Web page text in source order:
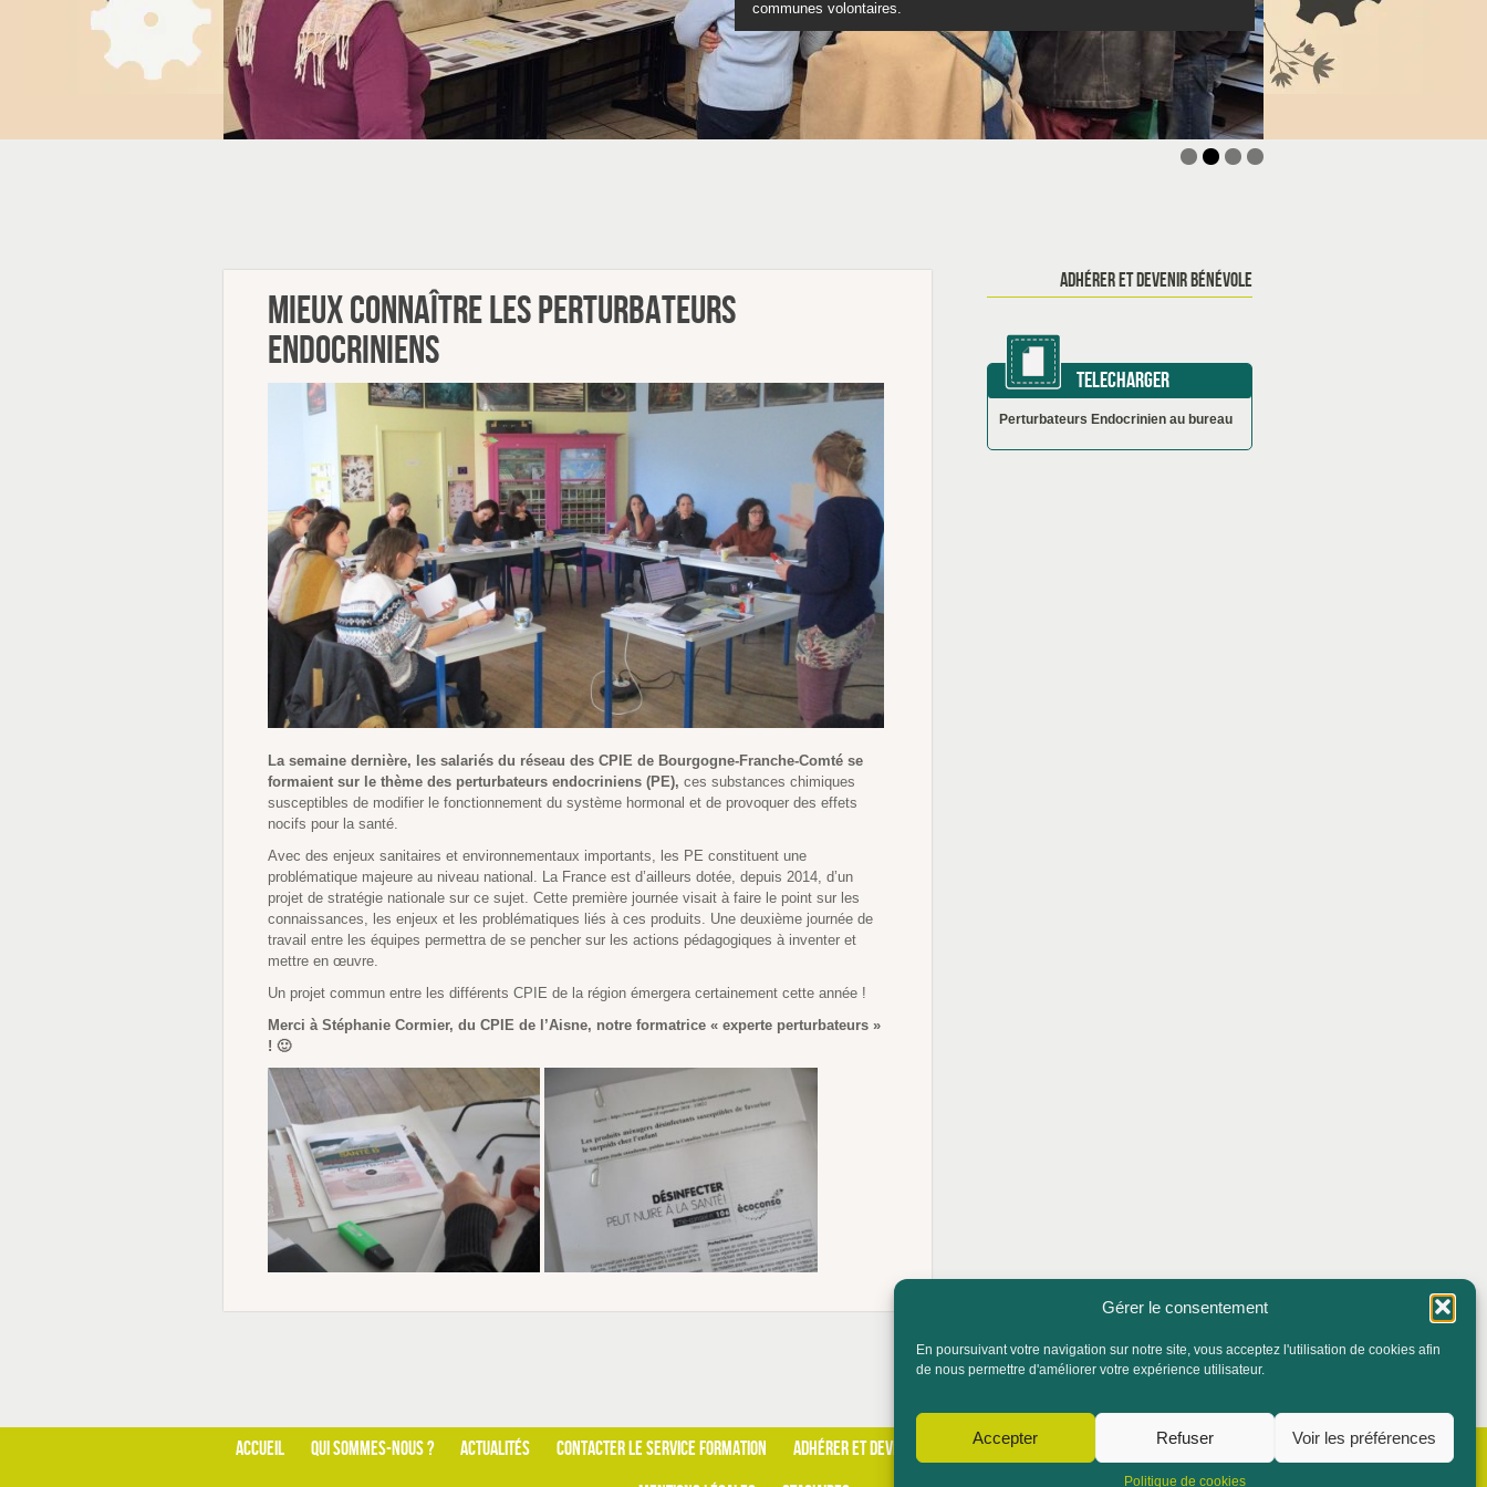
Gérer le consentement
En poursuivant votre navigation sur notre site, vous acceptez l'utilisation de cookies afin
de nous permettre d'améliorer votre expérience utilisateur.
Accepter Refuser Voir les préférences
Politique de cookies
Tu as entre 12 et 17 ans ? Rejoins le secteur ado à Sellières !
communes volontaires.
Découvrez nos programmes scolaires d'éducation à l'environnement !
Feuilletez le catalogue de formations 2026
Mieux connaître les perturbateurs
endocriniens
La semaine dernière, les salariés du réseau des CPIE de Bourgogne-Franche-Comté se
formaient sur le thème des perturbateurs endocriniens (PE), ces substances chimiques
susceptibles de modifier le fonctionnement du système hormonal et de provoquer des effets
nocifs pour la santé.
Avec des enjeux sanitaires et environnementaux importants, les PE constituent une
problématique majeure au niveau national. La France est d’ailleurs dotée, depuis 2014, d’un
projet de stratégie nationale sur ce sujet. Cette première journée visait à faire le point sur les
connaissances, les enjeux et les problématiques liés à ces produits. Une deuxième journée de
travail entre les équipes permettra de se pencher sur les actions pédagogiques à inventer et
mettre en œuvre.
Un projet commun entre les différents CPIE de la région émergera certainement cette année !
Merci à Stéphanie Cormier, du CPIE de l’Aisne, notre formatrice « experte perturbateurs »
! 🙂
ADHÉRER ET DEVENIR BÉNÉVOLE
TELECHARGER
Perturbateurs Endocrinien au bureau
ACCUEIL QUI SOMMES-NOUS ? ACTUALITÉS CONTACTER LE SERVICE FORMATION ADHÉRER ET DEVENIR BÉNÉVOLE NOUS CONTACTER
NOS PARTENAIRES